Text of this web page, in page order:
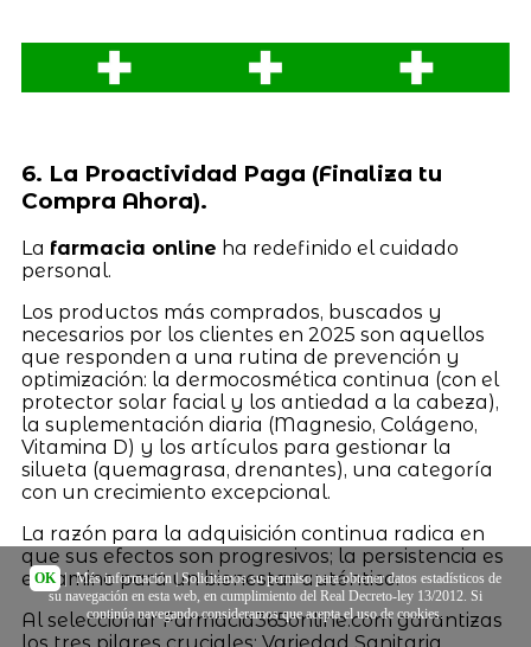
6. La Proactividad Paga (Finaliza tu
Compra Ahora).
La farmacia online ha redefinido el cuidado
personal.
Los productos más comprados, buscados y
necesarios por los clientes en 2025 son aquellos
que responden a una rutina de prevención y
optimización: la dermocosmética continua (con el
protector solar facial y los antiedad a la cabeza),
la suplementación diaria (Magnesio, Colágeno,
Vitamina D) y los artículos para gestionar la
silueta (quemagrasa, drenantes), una categoría
con un crecimiento excepcional.
La razón para la adquisición continua radica en
que sus efectos son progresivos; la persistencia es
el camino para un bienestar auténtico.
Al seleccionar Farmacia365online.com garantizas
OK | Más información| Solicitamos su permiso para obtener datos estadísticos de
su navegación en esta web, en cumplimiento del Real Decreto-ley 13/2012. Si
continúa navegando consideramos que acepta el uso de cookies.